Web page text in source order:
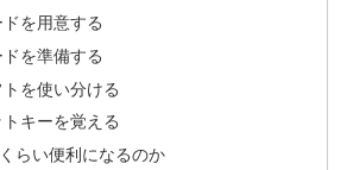
を用意する
を準備する
を使い分ける
キーを覚える
らい便利になるのか